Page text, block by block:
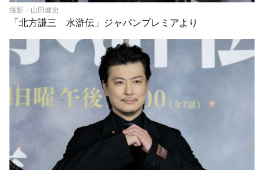
撮影：山田健史
「北方謙三 水滸伝」ジャパンプレミアより